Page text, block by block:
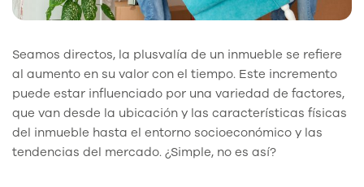
Seamos directos, la plusvalía de un inmueble se refiere
al aumento en su valor con el tiempo. Este incremento
puede estar influenciado por una variedad de factores,
que van desde la ubicación y las características físicas
del inmueble hasta el entorno socioeconómico y las
tendencias del mercado. ¿Simple, no es así?